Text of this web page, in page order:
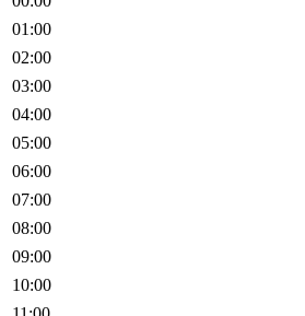
01:00
02:00
03:00
04:00
05:00
06:00
07:00
08:00
09:00
10:00